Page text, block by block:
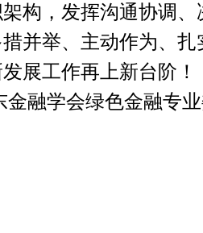
构，发挥沟通协调
并举、主动作为、
展工作再上新台阶！
金融学会绿色金融专